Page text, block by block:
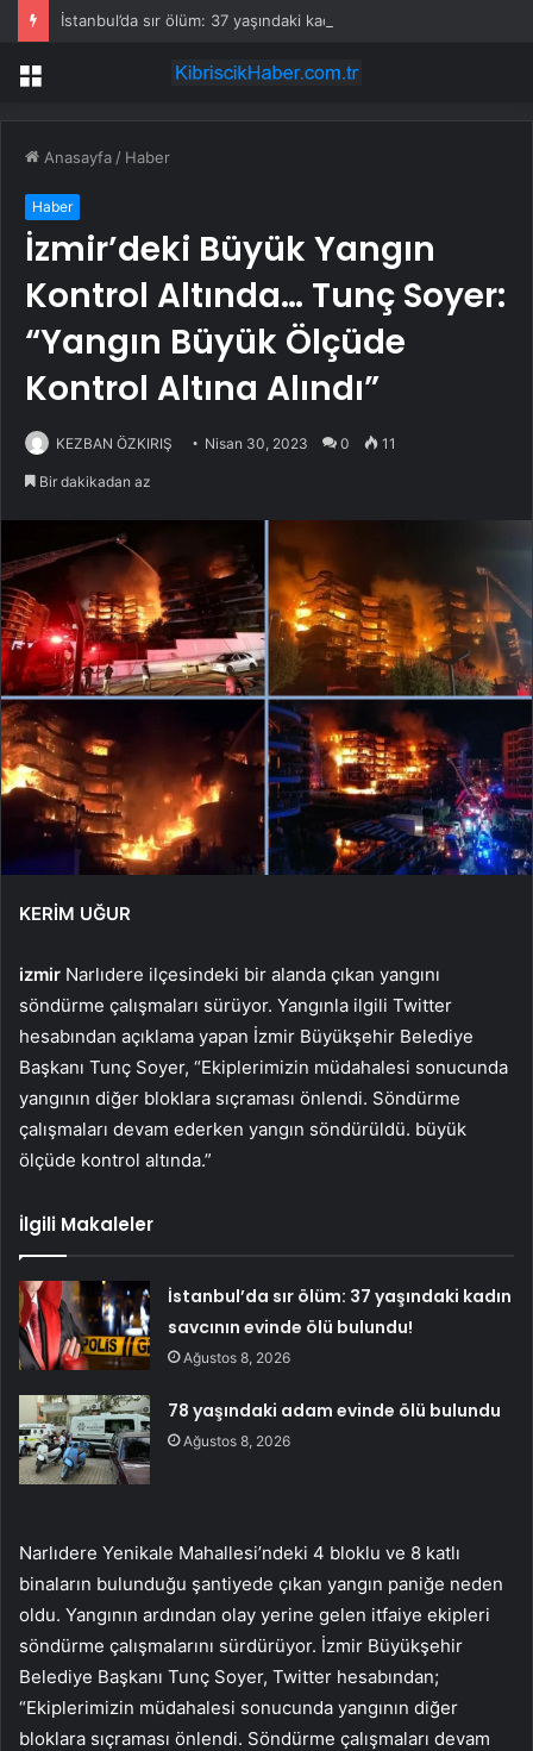
Menü
Anasayfa / Haber
Haber
İzmir’deki Büyük Yangın
Kontrol Altında… Tunç Soyer:
“Yangın Büyük Ölçüde
Kontrol Altına Alındı”
KEZBAN ÖZKIRIŞ Nisan 30, 2023 0 11
Bir dakikadan az
KERİM UĞUR
izmir Narlıdere ilçesindeki bir alanda çıkan yangını
söndürme çalışmaları sürüyor. Yangınla ilgili Twitter
hesabından açıklama yapan İzmir Büyükşehir Belediye
Başkanı Tunç Soyer, “Ekiplerimizin müdahalesi sonucunda
yangının diğer bloklara sıçraması önlendi. Söndürme
çalışmaları devam ederken yangın söndürüldü. büyük
ölçüde kontrol altında.”
İlgili Makaleler
İstanbul’da sır ölüm: 37 yaşındaki kadın
savcının evinde ölü bulundu!
Ağustos 8, 2026
78 yaşındaki adam evinde ölü bulundu
Ağustos 8, 2026
Narlıdere Yenikale Mahallesi’ndeki 4 bloklu ve 8 katlı
binaların bulunduğu şantiyede çıkan yangın paniğe neden
oldu. Yangının ardından olay yerine gelen itfaiye ekipleri
söndürme çalışmalarını sürdürüyor. İzmir Büyükşehir
Belediye Başkanı Tunç Soyer, Twitter hesabından;
“Ekiplerimizin müdahalesi sonucunda yangının diğer
bloklara sıçraması önlendi. Söndürme çalışmaları devam